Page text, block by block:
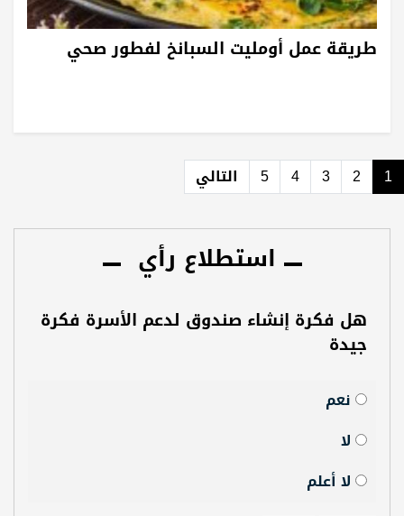
طريقة عمل أومليت السبانخ لفطور صحي
1
2
3
4
5 التالي
استطلاع رأي
هل فكرة إنشاء صندوق لدعم الأسرة فكرة
جيدة
نعم
لا
لا أعلم